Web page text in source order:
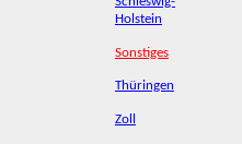
Holstein
Sonstiges
Thüringen
Zoll